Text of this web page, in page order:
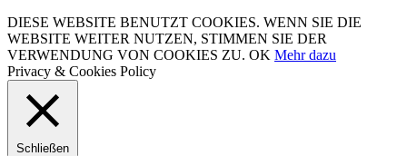
DIESE WEBSITE BENUTZT COOKIES. WENN SIE DIE
WEBSITE WEITER NUTZEN, STIMMEN SIE DER
VERWENDUNG VON COOKIES ZU. OK Mehr dazu
Privacy & Cookies Policy
Schließen